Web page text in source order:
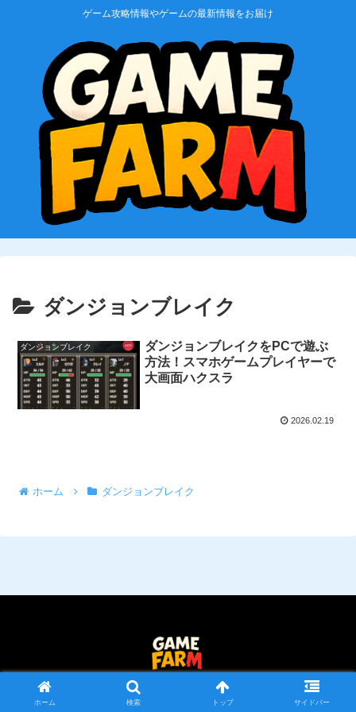
ゲーム攻略情報やゲームの最新情報をお届け
ダンジョンブレイク
ダンジョンブレイク
ダンジョンブレイクをPCで遊ぶ
方法！スマホゲームプレイヤーで
大画面ハクスラ
2026.02.19
ホーム ダンジョンブレイク
© 2025 Game Farm｜ゲームファーム.
ホーム 検索 トップ サイドバー